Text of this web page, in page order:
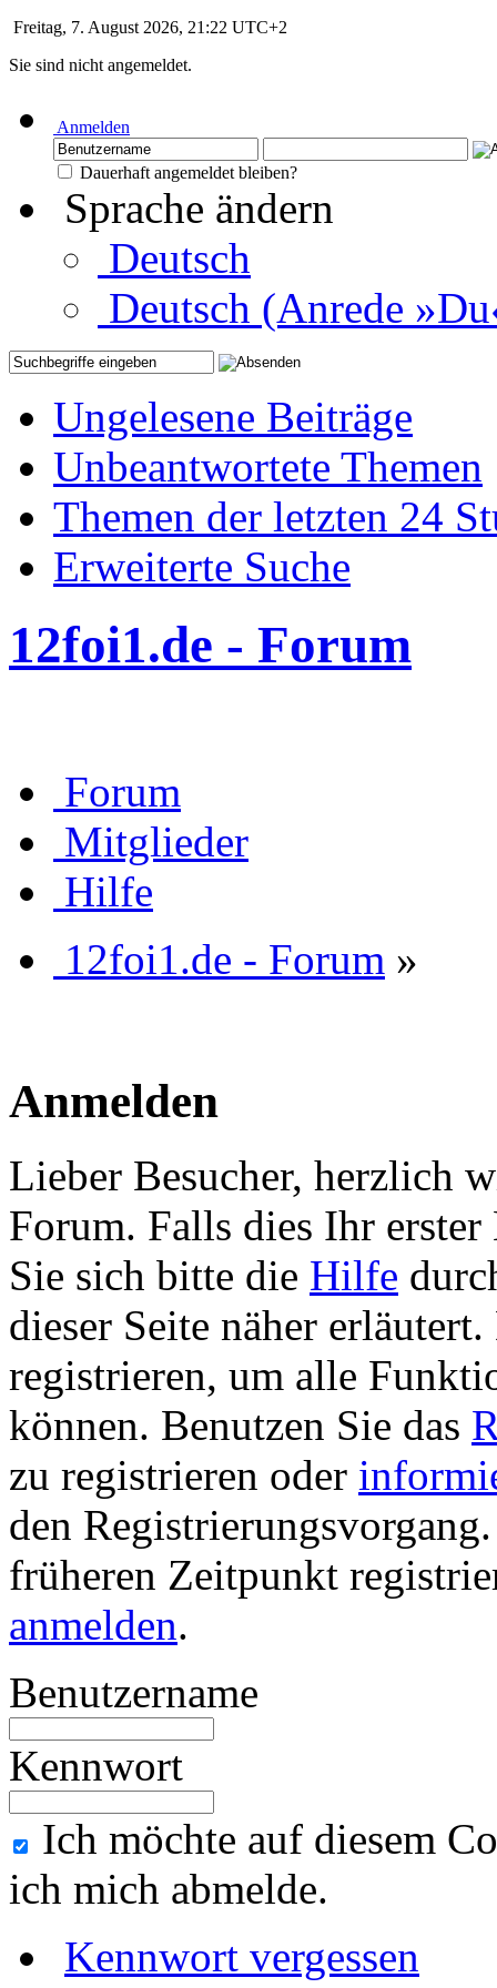
Freitag, 7. August 2026, 21:22 UTC+2
Sie sind nicht angemeldet.
Anmelden
Dauerhaft angemeldet bleiben?
Sprache ändern
Deutsch
Deutsch (Anrede
Ungelesene Beiträge
Unbeantwortete Themen
Themen der letzten 24
Erweiterte Suche
12foi1.de - Forum
Forum
Mitglieder
Hilfe
12foi1.de - Forum »
Anmelden
Lieber Besucher, herzlich
Forum. Falls dies Ihr erster
Sie sich bitte die Hilfe
dieser Seite näher
registrieren, um alle
können. Benutzen Sie das
zu registrieren oder
den
früheren Zeitpunkt
anmelden.
Benutzername
Kennwort
Ich möchte auf diesem
ich mich abmelde.
Kennwort vergessen